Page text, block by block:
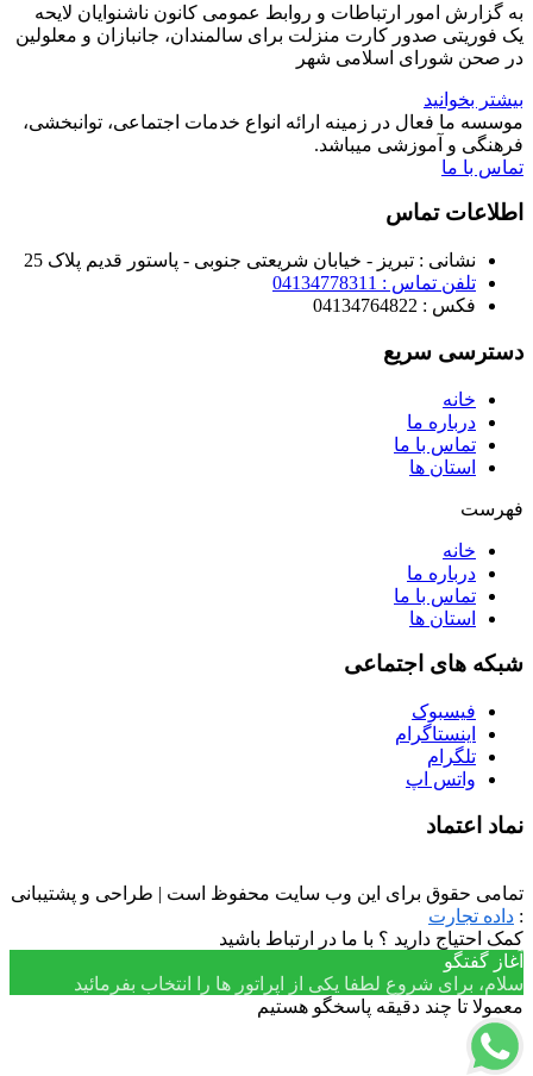
به گزارش امور ارتباطات و روابط عمومی کانون ناشنوایان لایحه
یک فوریتی صدور کارت منزلت برای سالمندان، جانبازان و معلولین
در صحن شورای اسلامی شهر
بیشتر بخوانید
موسسه ما فعال در زمینه ارائه انواع خدمات اجتماعی، توانبخشی،
فرهنگی و آموزشی میباشد.
تماس با ما
اطلاعات تماس
نشانی : تبریز - خیابان شریعتی جنوبی - پاستور قدیم پلاک 25
تلفن تماس : 04134778311
فکس : 04134764822
دسترسی سریع
خانه
درباره ما
تماس با ما
استان ها
فهرست
خانه
درباره ما
تماس با ما
استان ها
شبکه های اجتماعی
فیسبوک
اینستاگرام
تلگرام
واتس اپ
نماد اعتماد
تمامی حقوق برای این وب سایت محفوظ است | طراحی و پشتیبانی
: داده تجارت
کمک احتیاج دارید ؟ با ما در ارتباط باشید
آغاز گفتگو
سلام، برای شروع لطفا یکی از اپراتور ها را انتخاب بفرمائید
معمولا تا چند دقیقه پاسخگو هستیم